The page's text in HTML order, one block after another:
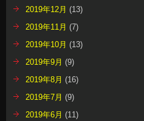
2019年12月 (13)
2019年11月 (7)
2019年10月 (13)
2019年9月 (9)
2019年8月 (16)
2019年7月 (9)
2019年6月 (11)